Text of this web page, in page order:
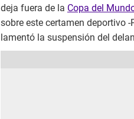
deja fuera de la Copa del
sobre este certamen deportivo
lamentó la suspensión del